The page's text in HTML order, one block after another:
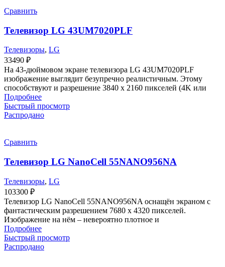
Сравнить
Телевизор LG 43UM7020PLF
Телевизоры, LG
33490 ₽
На 43-дюймовом экране телевизора LG 43UM7020PLF
изображение выглядит безупречно реалистичным. Этому
способствуют и разрешение 3840 х 2160 пикселей (4K или
Подробнее
Быстрый просмотр
Распродано
Сравнить
Телевизор LG NanoCell 55NANO956NA
Телевизоры, LG
103300 ₽
Телевизор LG NanoCell 55NANO956NA оснащён экраном с
фантастическим разрешением 7680 х 4320 пикселей.
Изображение на нём – невероятно плотное и
Подробнее
Быстрый просмотр
Распродано